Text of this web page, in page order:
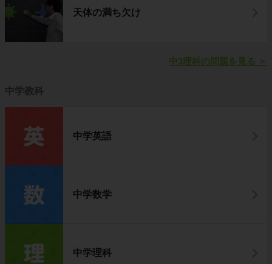
天体の満ち欠け
中3理科の問題を見る ＞
中学教科
中学英語
中学数学
中学理科